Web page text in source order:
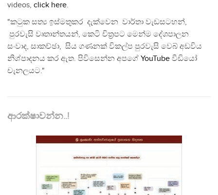
videos, click here.
"කටුක සත්‍ය ඉස්මතුකර දැක්වෙන වාර්තා වැඩසටහන්,
පුරවැසි වෘතාන්තයන්, කෙටි චිත්‍රපට මෙන්ම දේශපාලන
සංවාද, සාකච්ඡා, සිය ගණනක් විකල්ප පුරවැසි වෙබ් අඩවිය
නිශ්පාදනය කර ඇත. පිවිසෙන්න අපගේ YouTube වීඩියෝ
චැනලයට."
ආරක්ෂාවන්න..!